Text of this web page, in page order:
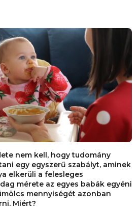
nem kell, hogy tudomány
egy egyszerű szabályt, aminek
elkerüli a felesleges
mérete az egyes babák egyéni
mennyiségét azonban
Miért?